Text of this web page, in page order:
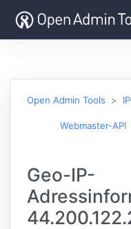
Open Admin Tools
Webmaster-API
Geo-IP-